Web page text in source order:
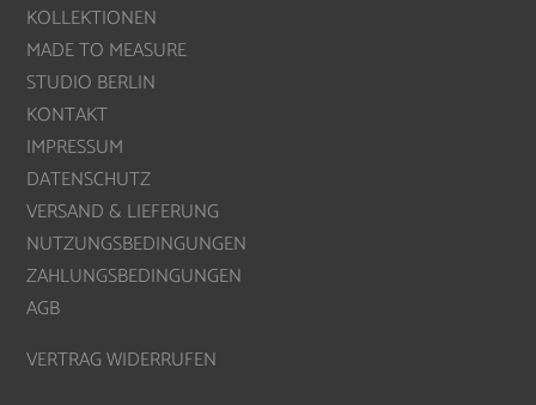
KOLLEKTIONEN
MADE TO MEASURE
STUDIO BERLIN
KONTAKT
IMPRESSUM
DATENSCHUTZ
VERSAND & LIEFERUNG
NUTZUNGSBEDINGUNGEN
ZAHLUNGSBEDINGUNGEN
AGB
VERTRAG WIDERRUFEN